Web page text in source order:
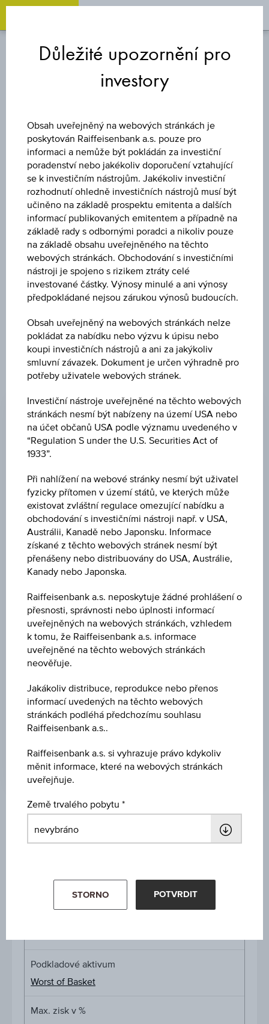
Quicklinks
REVERZNĚ KONVERTIBILNÍ
7,75 %
ÖSTERREICH
PLUS
AKTIENANLEIHE
Uveřejněné produktové informace jsou určeny čistě pro
neslouží jako doporučení ani jako nabídka k nákupu těchto
cenných papírů.
+0,01(+0,01 %)
NÁKUP
-
PRODEJ
-
POSLEDNÍ AKTUALIZACE
07.08.2026
07:48:52.363
Koordinovaný
světový
(UTC)
BARIÉRA
EUR 60,00
STRIKE
EUR 100,00
-
ÚROKOVÁ MÍRA V % P.A.
Klíčové údaje
Reverzně konvertibilní dluhopis na Worst of
Podkladové aktivum
Worst of Basket
Max. zisk v %
Důležité upozornění pro
investory
Obsah uveřejněný na webových stránkách je
poskytován Raiffeisenbank a.s. pouze pro
informaci a nemůže být pokládán za investiční
poradenství nebo jakékoliv doporučení vztahující
se k investičním nástrojům. Jakékoliv investiční
rozhodnutí ohledně investičních nástrojů musí být
učiněno na základě prospektu emitenta a dalších
informací publikovaných emitentem a případně na
základě rady s odbornými poradci a nikoliv pouze
na základě obsahu uveřejněného na těchto
webových stránkách. Obchodování s investičními
nástroji je spojeno s rizikem ztráty celé
investované částky. Výnosy minulé a ani výnosy
předpokládané nejsou zárukou výnosů budoucích.
Obsah uveřejněný na webových stránkách nelze
pokládat za nabídku nebo výzvu k úpisu nebo
koupi investičních nástrojů a ani za jakýkoliv
smluvní závazek. Dokument je určen výhradně pro
potřeby uživatele webových stránek.
Investiční nástroje uveřejněné na těchto webových
stránkách nesmí být nabízeny na území USA nebo
na účet občanů USA podle významu uvedeného v
“Regulation S under the U.S. Securities Act of
1933”.
Při nahlížení na webové stránky nesmí být uživatel
fyzicky přítomen v území států, ve kterých může
existovat zvláštní regulace omezující nabídku a
obchodování s investičními nástroji např. v USA,
Austrálii, Kanadě nebo Japonsku. Informace
získané z těchto webových stránek nesmí být
přenášeny nebo distribuovány do USA, Austrálie,
Kanady nebo Japonska.
Raiffeisenbank a.s. neposkytuje žádné prohlášení o
přesnosti, správnosti nebo úplnosti informací
uveřejněných na webových stránkách, vzhledem
k tomu, že Raiffeisenbank a.s. informace
uveřejněné na těchto webových stránkách
neověřuje.
Jakákoliv distribuce, reprodukce nebo přenos
informací uvedených na těchto webových
stránkách podléhá předchozímu souhlasu
Raiffeisenbank a.s..
Raiffeisenbank a.s. si vyhrazuje právo kdykoliv
měnit informace, které na webových stránkách
uveřejňuje.
Země trvalého pobytu
STORNO POTVRDIT